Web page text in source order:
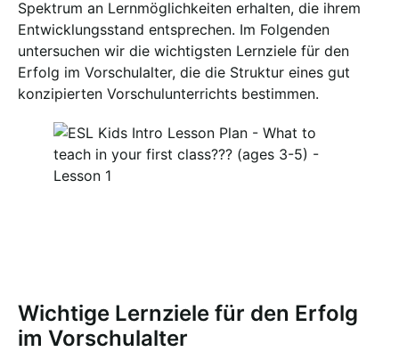
Spektrum an Lernmöglichkeiten erhalten, die ihrem
Entwicklungsstand entsprechen. Im Folgenden
untersuchen wir die wichtigsten Lernziele für den
Erfolg im Vorschulalter, die die Struktur eines gut
konzipierten Vorschulunterrichts bestimmen.
Wichtige Lernziele für den Erfolg
im Vorschulalter